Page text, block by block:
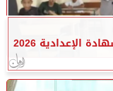
الإعدادية 2026